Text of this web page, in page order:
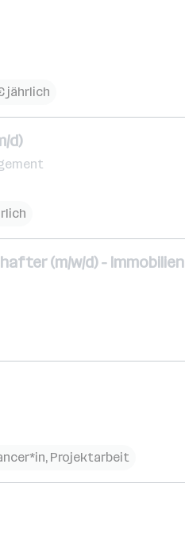
jährlich
d)
(m/w/d) - Immobilien
Projektarbeit